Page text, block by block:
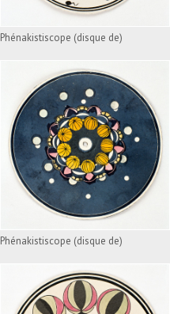
Phénakistiscope (disque de)
PHÉNAKISTISCOPE
(DISQUE DE)
VOIR L'APPAREIL
Phénakistiscope (disque de)